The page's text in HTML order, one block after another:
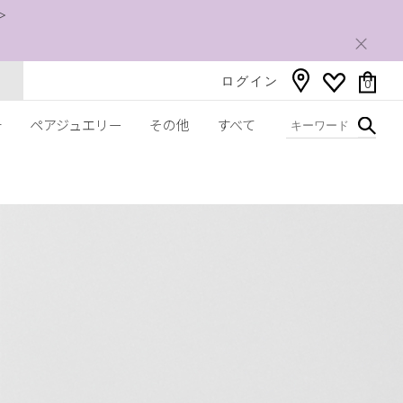
ログイン 0
ペアジュエリー その他 すべて